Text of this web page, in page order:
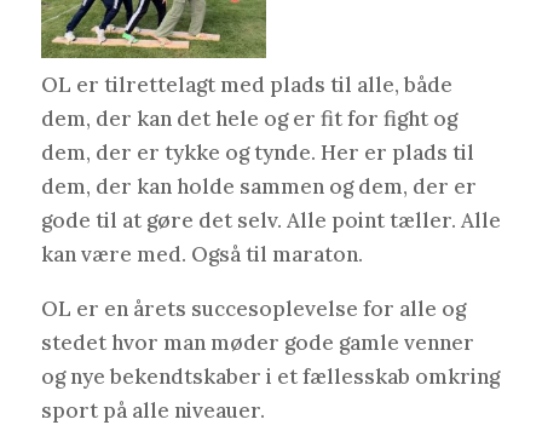
OL er tilrettelagt med plads til alle, både
dem, der kan det hele og er fit for fight og
dem, der er tykke og tynde. Her er plads til
dem, der kan holde sammen og dem, der er
gode til at gøre det selv. Alle point tæller. Alle
kan være med. Også til maraton.
OL er en årets succesoplevelse for alle og
stedet hvor man møder gode gamle venner
og nye bekendtskaber i et fællesskab omkring
sport på alle niveauer.